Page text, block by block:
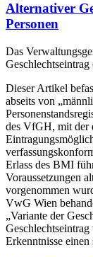
Alternativer
Personen
Das
Dieser Artikel
abseits von
des VfGH, mit der
Erlass des BMI
Voraussetzungen
vorgenommen
VwG Wien
„Variante der
Erkenntnisse einen